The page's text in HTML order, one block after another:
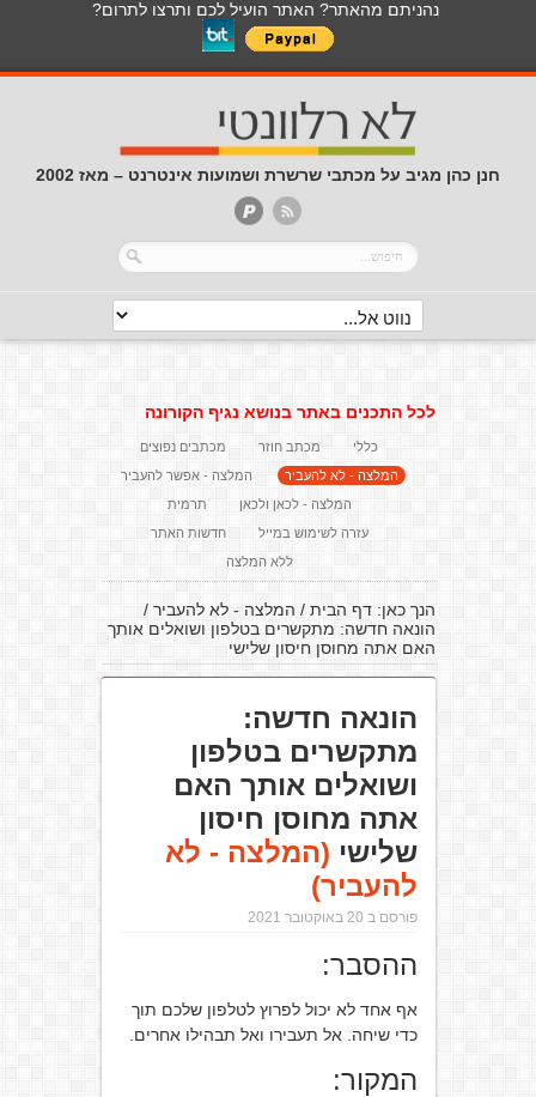
נהניתם מהאתר? האתר הועיל לכם ותרצו לתרום?
חנן כהן מגיב על מכתבי שרשרת ושמועות אינטרנט – מאז 2002
לכל התכנים באתר בנושא נגיף הקורונה
כללי מכתב חוזר
מכתבים נפוצים
המלצה - לא להעביר
המלצה - אפשר להעביר
המלצה - לכאן ולכאן
תרמית
עזרה לשימוש במייל
חדשות האתר
ללא המלצה
הנך כאן:דף הבית / המלצה - לא להעביר /
הונאה חדשה: מתקשרים בטלפון ושואלים אותך
האם אתה מחוסן חיסון שלישי
הונאה חדשה:
מתקשרים בטלפון
ושואלים אותך האם
אתה מחוסן חיסון
שלישי (המלצה - לא
להעביר)
פורסם ב 20 באוקטובר 2021
ההסבר:
אף אחד לא יכול לפרוץ לטלפון שלכם תוך
כדי שיחה. אל תעבירו ואל תבהילו אחרים.
המקור: